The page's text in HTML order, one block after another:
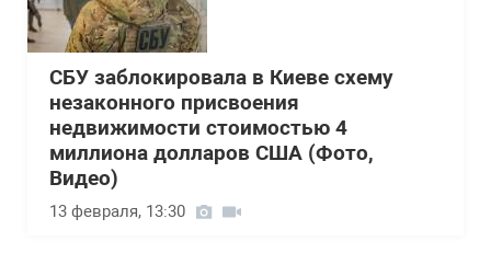
СБУ заблокировала в Киеве схему
незаконного присвоения
недвижимости стоимостью 4
миллиона долларов США (Фото,
Видео)
13 февраля, 13:30